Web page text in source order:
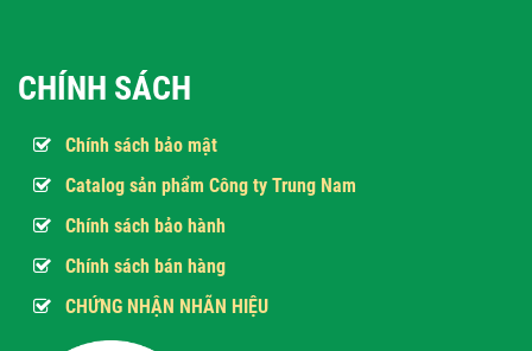
CHÍNH SÁCH
Chính sách bảo mật
Catalog sản phẩm Công ty Trung Nam
Chính sách bảo hành
Chính sách bán hàng
CHỨNG NHẬN NHÃN HIỆU